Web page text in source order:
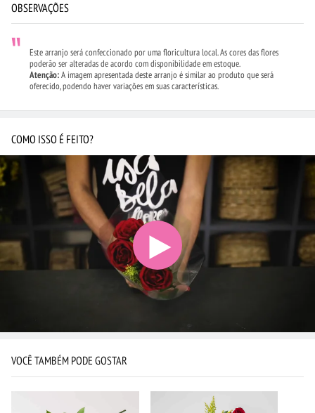
OBSERVAÇÕES
Este arranjo será confeccionado por uma floricultura local. As cores das flores
poderão ser alteradas de acordo com disponibilidade em estoque.
Atenção:A imagem apresentada deste arranjo é similar ao produto que será
oferecido, podendo haver variações em suas características.
COMO ISSO É FEITO?
VOCÊ TAMBÉM PODE GOSTAR